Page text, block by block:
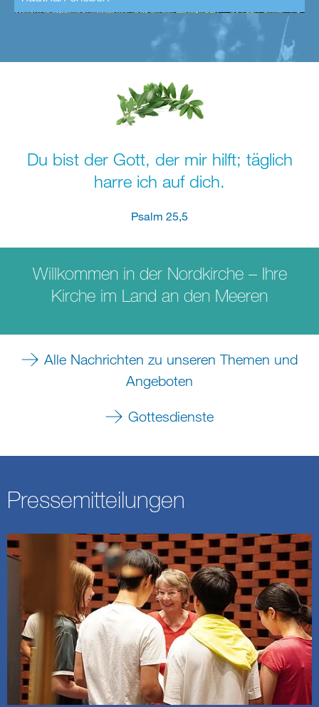
Du bist der Gott, der mir hilft; täglich
harre ich auf dich.
Psalm 25,5
Willkommen in der Nordkirche – Ihre
Kirche im Land an den Meeren
Alle Nachrichten zu unseren Themen und
Angeboten
Gottesdienste
Pressemitteilungen